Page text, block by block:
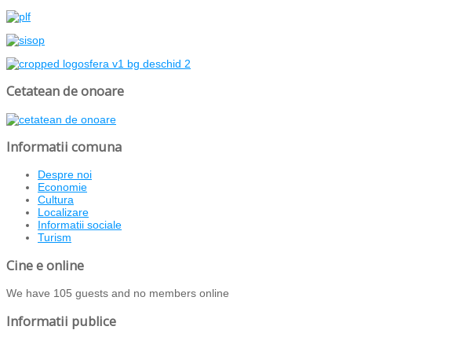
Cetatean de onoare
Informatii comuna
Despre noi
Economie
Cultura
Localizare
Informatii sociale
Turism
Cine e online
We have 105 guests and no members online
Informatii publice